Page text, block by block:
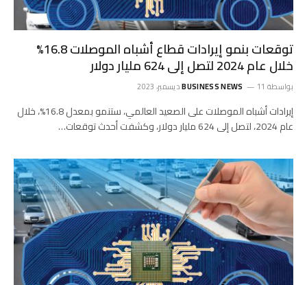
توقعات بنمو إيرادات قطاع أشباه الموصلات 16.8%
خلال عام 2024 لتصل إلى 624 مليار دولار
بواسطة BUSINESS NEWS 11 ديسمبر، 2023
إيرادات أشباه الموصلات على الصعيد العالمي، ستنمو بمعدل 16.8%، خلال
عام 2024، لتصل إلى 624 مليار دولار، وكشفت أحدث توقعات…